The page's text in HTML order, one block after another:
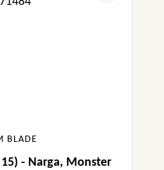
BLADE
- Narga, Monster